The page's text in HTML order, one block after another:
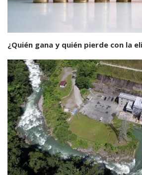
¿Quién gana y quién pierde con la